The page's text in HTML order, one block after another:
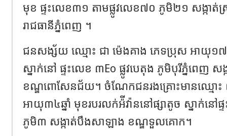
មុខ ផ្ទះលេខ៣១ តាមផ្លូវលេខ៧០ ភូមិ២១ សង្កា
រាជធានីភ្នំពេញ ។
ជនសង្ស័យ ឈ្មោះ ជា ម៉េងគាង ភេទប្រុស អាយុ១៧
ស្នាក់នៅ ផ្ទះលេខ ៣Eo ផ្លូវបេតុង ភូមិបុរីភ្នំពេញ សង្
ខណ្ឌពោសែនជ័យ។ ចំណែកជនរងគ្រោះមានឈ្មោះ
អាយុ៣៤ឆ្នាំ មុខរបរលក់អ៉ីវ៉ាននៅផ្សាតូច ស្នាក់នៅ
ភូមិ៣ សង្កាត់បឹងសាឡាង ខណ្ឌទួលគោក។